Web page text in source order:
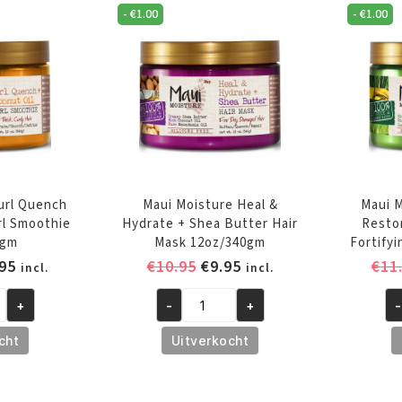
Quench
Smoothie
Huidige
prijs
is:
€10.95.
incl.
+
- €1.00
Maui Moisture Heal &
Hydrate + Shea Butter Hair
Mask 12oz/340gm
€10.95 Oorspronkelijke
was:
€10.95.
€9.95Huidige
prijs
is:
€9.95.
incl.
Maui
Moisture
Heal
- +
Uitverkocht
- €1.00
Maui
€
-